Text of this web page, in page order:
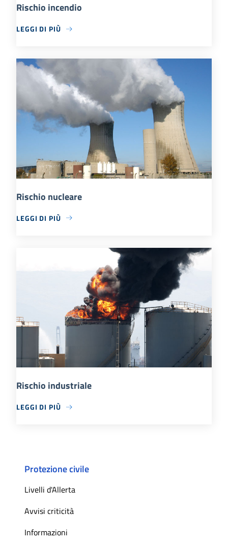
Rischio incendio
LEGGI DI PIÙ
Rischio nucleare
LEGGI DI PIÙ
Rischio industriale
LEGGI DI PIÙ
Protezione civile
Livelli d'Allerta
Avvisi criticità
Informazioni